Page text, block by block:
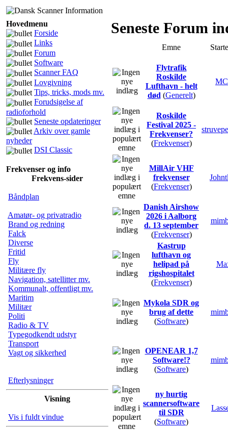
Hovedmenu
Forside
Links
Forum
Software
Scanner FAQ
Lovgivning
Tips, tricks, mods mv.
Forudsigelse af
radioforhold
Seneste opdateringer
Arkiv over gamle
nyheder
DSI Classic
Frekvenser og info
Frekvens-sider
Båndplan
Amatør- og privatradio
Brand og redning
Falck
Diverse
Fritid
Fly
Militære fly
Navigation, satellitter mv.
Kommunalt, offentligt mv.
Maritim
Militær
Politi
Radio & TV
Typegodkendt udstyr
Transport
Vagt og sikkerhed
Efterlysninger
Visning
Vis i fuldt vindue
Seneste Forum
Emne
Flytrafik
Roskilde
Lufthavn - helt
død (Generelt)
Roskilde
Festival 2025 -
Frekvenser?
(Frekvenser)
MillAir VHF
frekvenser
(Frekvenser)
Danish Airshow
2026 i Aalborg
d. 13 september
(Frekvenser)
Kastrup
lufthavn og
helipad på
rigshospitalet
(Frekvenser)
Mykola SDR og
brug af dette
(Software)
OPENEAR 1,7
Software!?
(Software)
ny hurtig
scannersoftware
til SDR
(Software)